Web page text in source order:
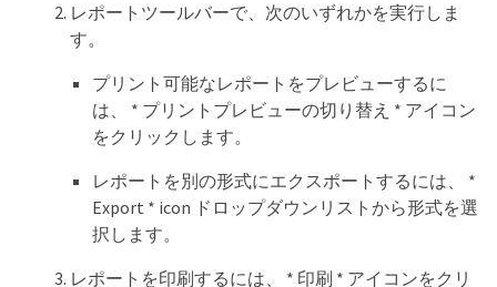
レポートツールバーで、次のいずれかを実行しま
す。
プリント可能なレポートをプレビューするに
は、 * プリントプレビューの切り替え * アイコン
をクリックします。
レポートを別の形式にエクスポートするには、 *
Export * icon ドロップダウンリストから形式を選
択します。
レポートを印刷するには、 * 印刷 * アイコンをクリ